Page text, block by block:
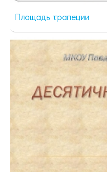
Площадь трапеции